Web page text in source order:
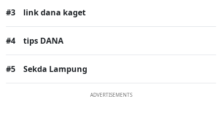
#3 link dana kaget
#4 tips DANA
#5 Sekda Lampung
ADVERTISEMENTS